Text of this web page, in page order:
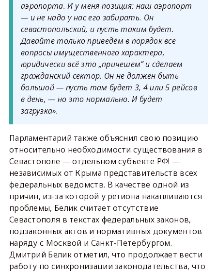
аэропорта. И у меня позиция: наш аэропорт
— и не надо у нас его забирать. Он
севастопольский, и пусть таким будет.
Давайте только приведём в порядок все
вопросы имущественного характера,
юридически всё это „причешем” и сделаем
гражданский сектор. Он не должен быть
большой — пусть там будет 3, 4 или 5 рейсов
в день, — но это нормально. И будет
загрузка».
Парламентарий также объяснил свою позицию
относительно необходимости существования в
Севастополе — отдельном субъекте РФ! —
независимых от Крыма представительств всех
федеральных ведомств. В качестве одной из
причин, из-за которой у региона накапливаются
проблемы, Белик считает отсутствие
Севастополя в текстах федеральных законов,
подзаконных актов и нормативных документов
наряду с Москвой и Санкт-Петербургом.
Дмитрий Белик отметил, что продолжает вести
работу по синхронизации законодательства, что